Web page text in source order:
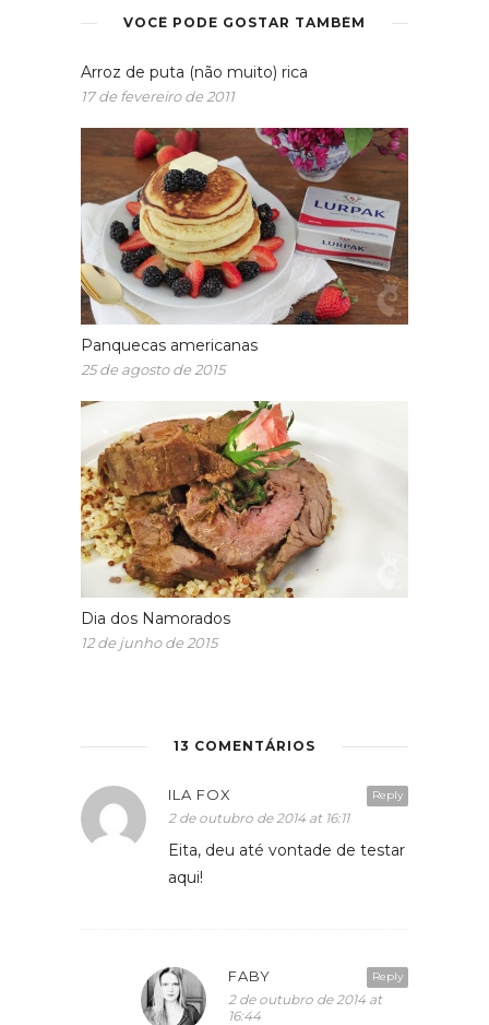
VOCÊ PODE GOSTAR TAMBÉM
Arroz de puta (não muito) rica
17 de fevereiro de 2011
Panquecas americanas
25 de agosto de 2015
Dia dos Namorados
12 de junho de 2015
13 COMENTÁRIOS
Reply
ILA FOX
2 de outubro de 2014 at 16:11
Eita, deu até vontade de testar
aqui!
Reply
FABY
2 de outubro de 2014 at
16:44